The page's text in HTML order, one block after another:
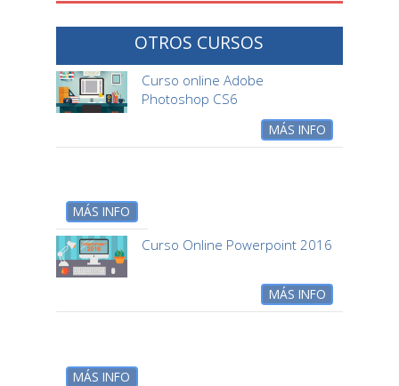
OTROS CURSOS
Curso online Adobe
Photoshop CS6
MÁS INFO
MÁS INFO
Curso Online Powerpoint 2016
MÁS INFO
MÁS INFO